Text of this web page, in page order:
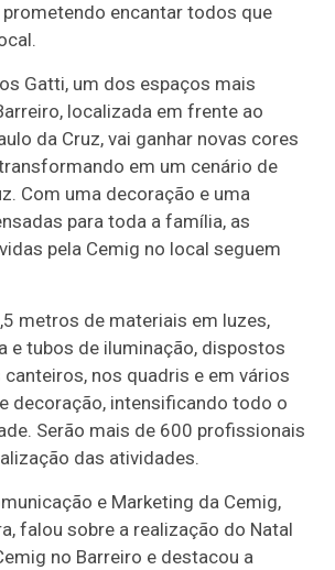
encantar todos que
Gatti, um dos espaços mais
localizada em frente ao
da Cruz, vai ganhar novas cores
em um cenário de
Com uma decoração e uma
para toda a família, as
pela Cemig no local seguem
metros de materiais em luzes,
e tubos de iluminação, dispostos
canteiros, nos quadris e em vários
decoração, intensificando todo o
Serão mais de 600 profissionais
das atividades.
e Marketing da Cemig,
falou sobre a realização do Natal
no Barreiro e destacou a